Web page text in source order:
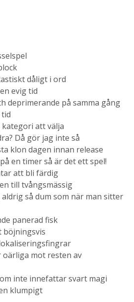
dåligt i ord
evig tid
deprimerande på samma gång
kategori att välja
Då gör jag inte så
klon dagen innan release
en timer så är det ett spel!
att bli färdig
till tvångsmässig
så dum som när man sitter
panerad fisk
böjningsvis
oärliga mot resten av
inte innefattar svart magi
klumpigt